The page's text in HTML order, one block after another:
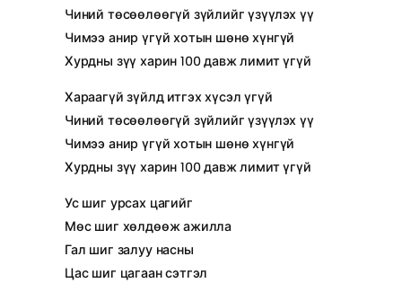
Чиний төсөөлөөгүй зүйлийг үзүүлэх үү
Чимээ анир үгүй хотын шөнө хүнгүй
Хурдны зүү харин 100 давж лимит үгүй
Хараагүй зүйлд итгэх хүсэл үгүй
Чиний төсөөлөөгүй зүйлийг үзүүлэх үү
Чимээ анир үгүй хотын шөнө хүнгүй
Хурдны зүү харин 100 давж лимит үгүй
Ус шиг урсах цагийг
Мөс шиг хөлдөөж ажилла
Гал шиг залуу насны
Цас шиг цагаан сэтгэл